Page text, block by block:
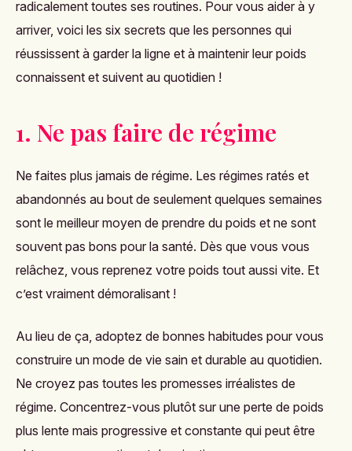
radicalement toutes ses routines. Pour vous aider à y
arriver, voici les six secrets que les personnes qui
réussissent à garder la ligne et à maintenir leur poids
connaissent et suivent au quotidien !
1. Ne pas faire de régime
Ne faites plus jamais de régime. Les régimes ratés et
abandonnés au bout de seulement quelques semaines
sont le meilleur moyen de prendre du poids et ne sont
souvent pas bons pour la santé. Dès que vous vous
relâchez, vous reprenez votre poids tout aussi vite. Et
c’est vraiment démoralisant !
Au lieu de ça, adoptez de bonnes habitudes pour vous
construire un mode de vie sain et durable au quotidien.
Ne croyez pas toutes les promesses irréalistes de
régime. Concentrez-vous plutôt sur une perte de poids
plus lente mais progressive et constante qui peut être